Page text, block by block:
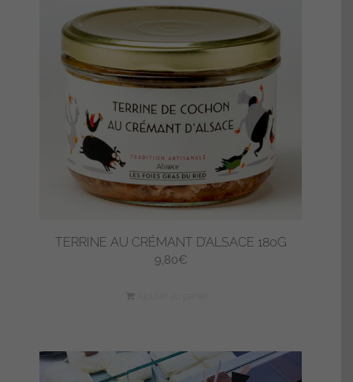
TERRINE AU CRÉMANT D’ALSACE 180G
9,80€